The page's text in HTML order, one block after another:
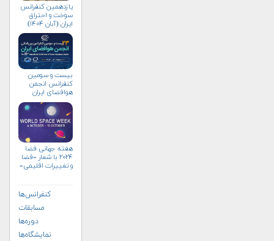
یازدهمین کنفرانس
سوخت و احتراق
ایران (آبان‌ ۱۴۰۴)
بیست و سومین
کنفرانس انجمن
هوافضای ايران
هفته جهانی فضا
۲۰۲۴ با شعار «فضا
و تغییرات اقلیمی»
کنفرانس‌ها
مسابقات
دوره‌ها
نمایشگاه‌ها